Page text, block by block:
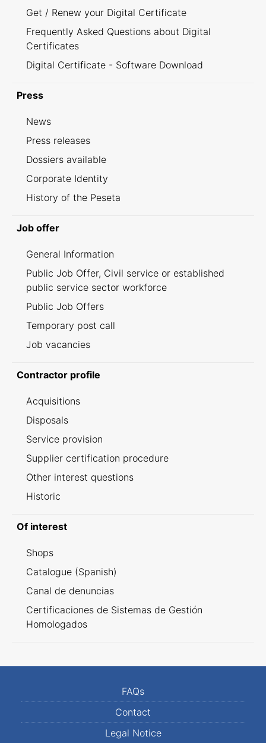
Get / Renew your Digital Certificate
Frequently Asked Questions about Digital
Certificates
Digital Certificate - Software Download
Press
News
Press releases
Dossiers available
Corporate Identity
History of the Peseta
Job offer
General Information
Public Job Offer, Civil service or established
public service sector workforce
Public Job Offers
Temporary post call
Job vacancies
Contractor profile
Acquisitions
Disposals
Service provision
Supplier certification procedure
Other interest questions
Historic
Of interest
Shops
Catalogue (Spanish)
Canal de denuncias
Certificaciones de Sistemas de Gestión
Homologados
FAQs
Contact
Legal Notice